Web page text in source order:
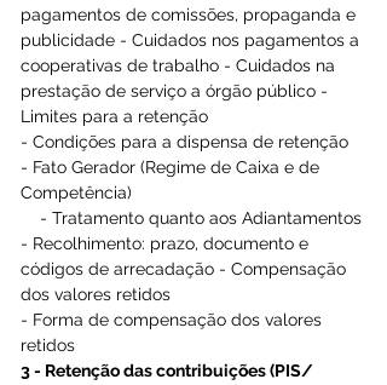
pagamentos de comissões, propaganda e
publicidade - Cuidados nos pagamentos a
cooperativas de trabalho - Cuidados na
prestação de serviço a órgão público -
Limites para a retenção
- Condições para a dispensa de retenção
- Fato Gerador (Regime de Caixa e de
Competência)
- Tratamento quanto aos Adiantamentos
- Recolhimento: prazo, documento e
códigos de arrecadação - Compensação
dos valores retidos
- Forma de compensação dos valores
retidos
3 - Retenção das contribuições (PIS/